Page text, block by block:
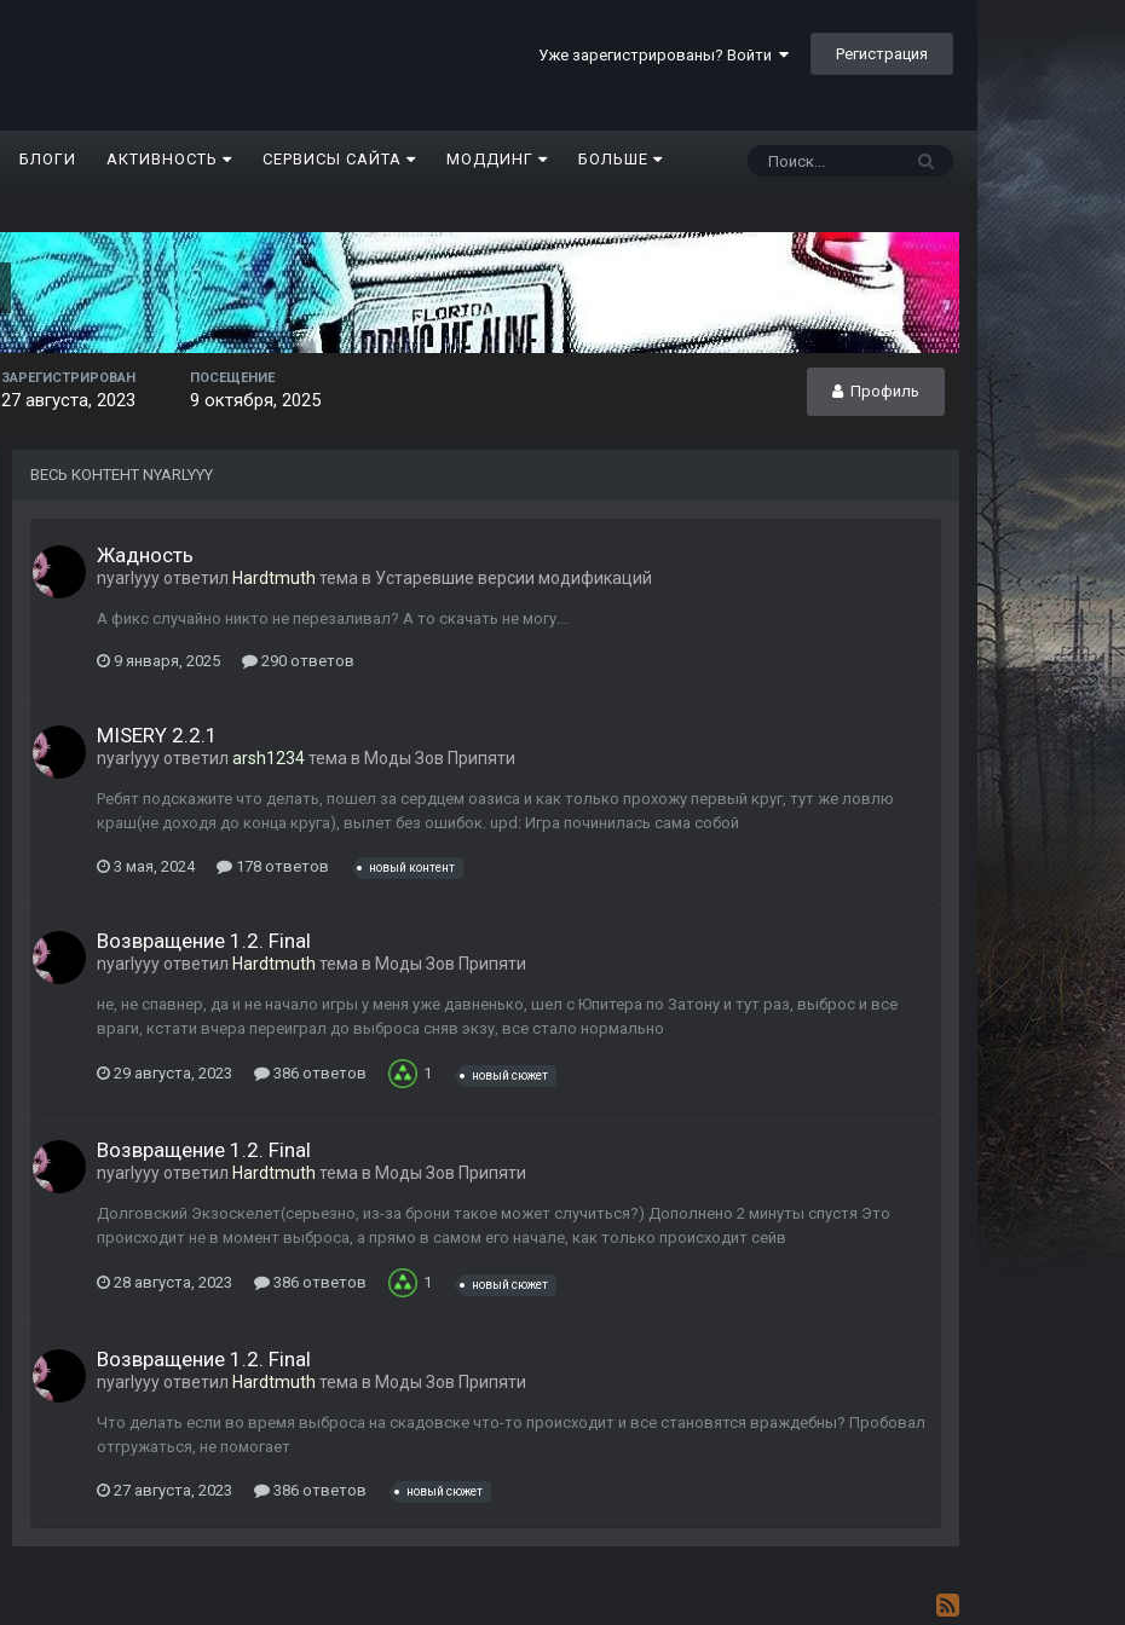
Уже зарегистрированы? Войти Регистрация
БЛОГИ АКТИВНОСТЬ СЕРВИСЫ САЙТА МОДДИНГ БОЛЬШЕ
Профиль
ЗАРЕГИСТРИРОВАН
27 августа, 2023
ПОСЕЩЕНИЕ
9 октября, 2025
ВЕСЬ КОНТЕНТ NYARLYYY
Жадность
nyarlyyy ответил Hardtmuth тема в Устаревшие версии модификаций
А фикс случайно никто не перезаливал? А то скачать не могу...
9 января, 2025 290 ответов
MISERY 2.2.1
nyarlyyy ответил arsh1234тема в Моды Зов Припяти
Ребят подскажите что делать, пошел за сердцем оазиса и как только прохожу первый круг, тут же ловлю
краш(не доходя до конца круга), вылет без ошибок. upd: Игра починилась сама собой
3 мая, 2024 178 ответов новый контент
Возвращение 1.2. Final
nyarlyyy ответил Hardtmuth тема в Моды Зов Припяти
не, не спавнер, да и не начало игры у меня уже давненько, шел с Юпитера по Затону и тут раз, выброс и все
враги, кстати вчера переиграл до выброса сняв экзу, все стало нормально
29 августа, 2023 386 ответов 1 новый сюжет
Возвращение 1.2. Final
nyarlyyy ответил Hardtmuth тема в Моды Зов Припяти
Долговский Экзоскелет(серьезно, из-за брони такое может случиться?) Дополнено 2 минуты спустя Это
происходит не в момент выброса, а прямо в самом его начале, как только происходит сейв
28 августа, 2023 386 ответов 1 новый сюжет
Возвращение 1.2. Final
nyarlyyy ответил Hardtmuth тема в Моды Зов Припяти
Что делать если во время выброса на скадовске что-то происходит и все становятся враждебны? Пробовал
отгружаться, не помогает
27 августа, 2023 386 ответов новый сюжет